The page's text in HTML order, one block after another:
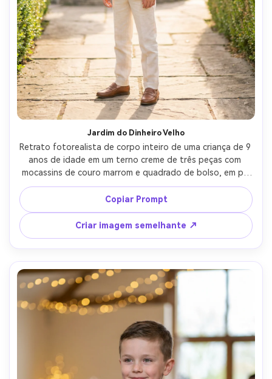
Jardim do Dinheiro Velho
Retrato fotorealista de corpo inteiro de uma criança de 9
anos de idade em um terno creme de três peças com
mocassins de couro marrom e quadrado de bolso, em pé
em um jardim de propriedade cuidado com cercas e fonte
de pedra, luz do sol da hora dourada, pasteles arejados,
tirado em Sony A7IV, 50mm f/1.8, composição da regra
dos terços, bokeh suave, estética refinada do dinheiro
antigo, textura realista do tecido e costura-AR 4:5
Copiar Prompt
Criar imagem semelhante ↗